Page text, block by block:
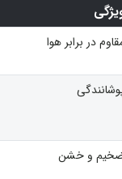
در برابر هوا
و خشن